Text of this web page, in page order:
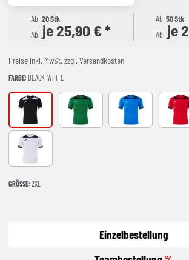
Ab 20 Stk.
Ab je 25,90 € *
Ab 50 Stk.
Ab je
Preise inkl. MwSt. zzgl. Versandkosten
FARBE: BLACK-WHITE
BLACK-WHITE GREEEN-BLACK ROYAL-NAVY
GRÖSSE : 2XL
Einzelbestellung